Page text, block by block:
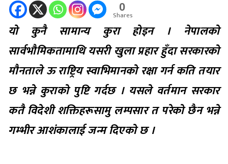
0
Shares
यो कुनै सामान्य कुरा होइन । नेपालको
सार्वभौमिकतामाथि यसरी खुला प्रहार हुँदा सरकारको
मौनताले ऊ राष्ट्रिय स्वाभिमानको रक्षा गर्न कति तयार
छ भन्ने कुराको पुष्टि गर्दछ । यसले वर्तमान सरकार
कतै विदेशी शक्तिहरूसामु लम्पसार त परेको छैन भन्ने
गम्भीर आशंकालाई जन्म दिएको छ ।